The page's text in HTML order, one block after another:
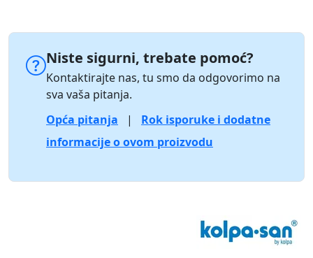
Niste sigurni, trebate pomoć?
Kontaktirajte nas, tu smo da odgovorimo na
sva vaša pitanja.
Opća pitanja
|
Rok isporuke i dodatne
informacije o ovom proizvodu